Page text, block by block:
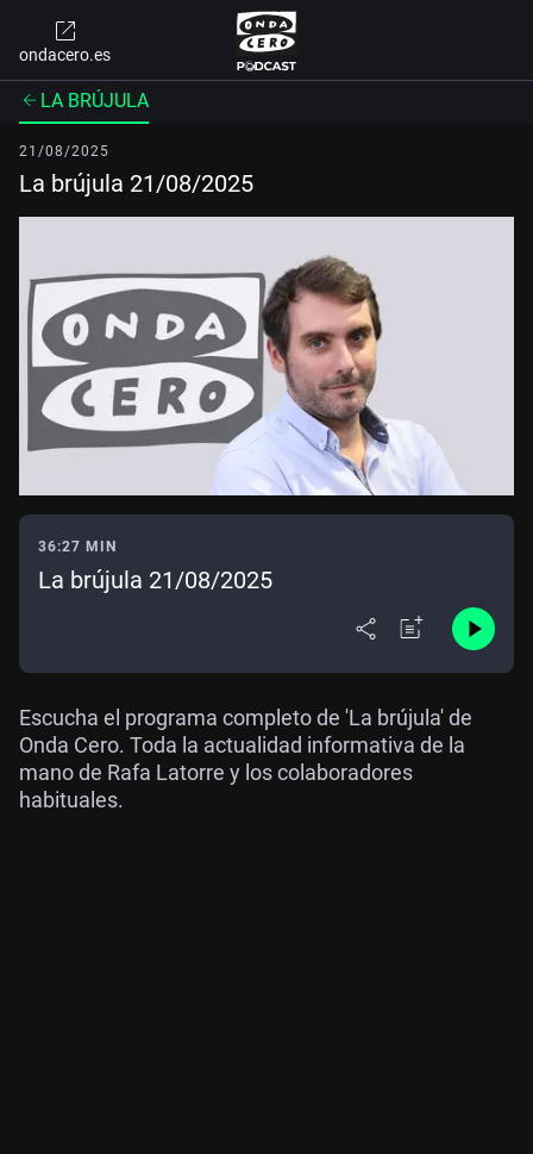
ondacero.es
LA BRÚJULA
21/08/2025
La brújula 21/08/2025
36:27 MIN
La brújula 21/08/2025
Escucha el programa completo de 'La brújula' de
Onda Cero. Toda la actualidad informativa de la
mano de Rafa Latorre y los colaboradores
habituales.